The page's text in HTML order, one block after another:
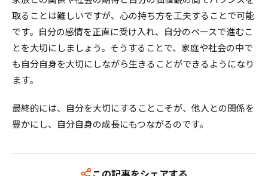
取ることは難しいですが、心の持ち方を工夫することで可能
です。自分の感情を正直に受け入れ、自分のペースで進むこ
とを大切にしましょう。そうすることで、家庭や社会の中で
も自分自身を大切にしながら生きることができるようになり
ます。
最終的には、自分を大切にすることこそが、他人との関係を
豊かにし、自分自身の成長にもつながるのです。